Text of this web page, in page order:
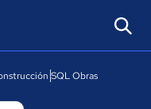
SQL Obras